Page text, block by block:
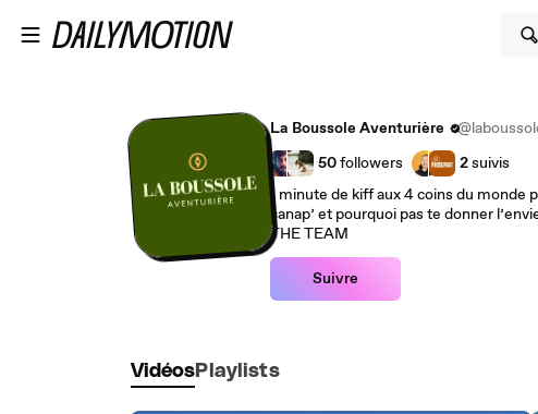
La Boussole Aventurière
50followers 2suivis
1 minute de kiff aux 4 coins du monde
canap’ et pourquoi pas te donner
THE TEAM
Suivre
Vidéos Playlists